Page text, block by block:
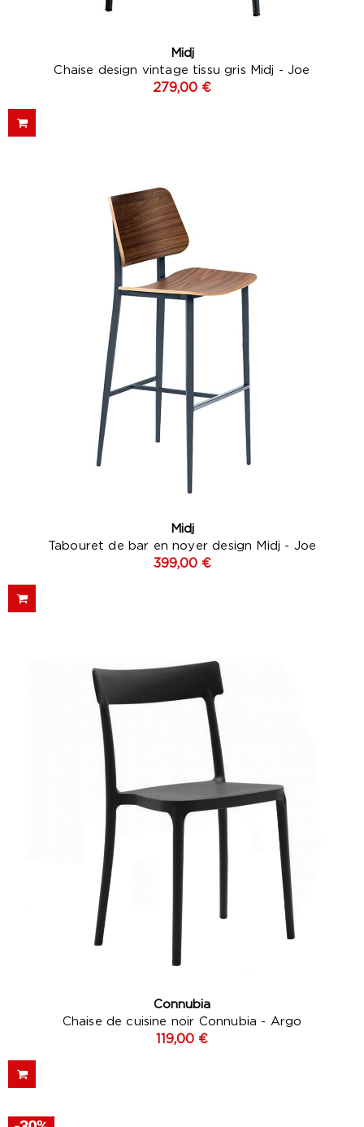
Midj
Chaise design vintage tissu gris Midj - Joe
279,00 €
Midj
Tabouret de bar en noyer design Midj - Joe
399,00 €
Connubia
Chaise de cuisine noir Connubia - Argo
119,00 €